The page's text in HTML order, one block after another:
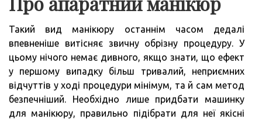
Такий вид манікюру останнім часом дедалі
впевненіше витісняє звичну обрізну процедуру. У
цьому нічого немає дивного, якщо знати, що ефект
у першому випадку більш тривалий, неприємних
відчуттів у ході процедури мінімум, та й сам метод
безпечніший. Необхідно лише придбати машинку
для манікюру, правильно підібрати для неї якісні